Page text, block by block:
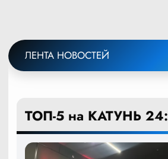
ЛЕНТА НОВОСТЕЙ
ТОП-5 на КАТУНЬ 24: